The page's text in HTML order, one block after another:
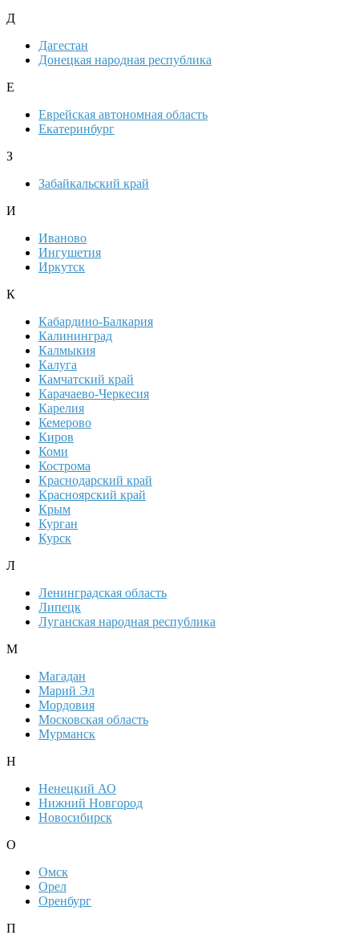
Д
Дагестан
Донецкая народная республика
Е
Еврейская автономная область
Екатеринбург
З
Забайкальский край
И
Иваново
Ингушетия
Иркутск
К
Кабардино-Балкария
Калининград
Калмыкия
Калуга
Камчатский край
Карачаево-Черкесия
Карелия
Кемерово
Киров
Коми
Кострома
Краснодарский край
Красноярский край
Крым
Курган
Курск
Л
Ленинградская область
Липецк
Луганская народная республика
М
Магадан
Марий Эл
Мордовия
Московская область
Мурманск
Н
Ненецкий АО
Нижний Новгород
Новосибирск
О
Омск
Орел
Оренбург
П